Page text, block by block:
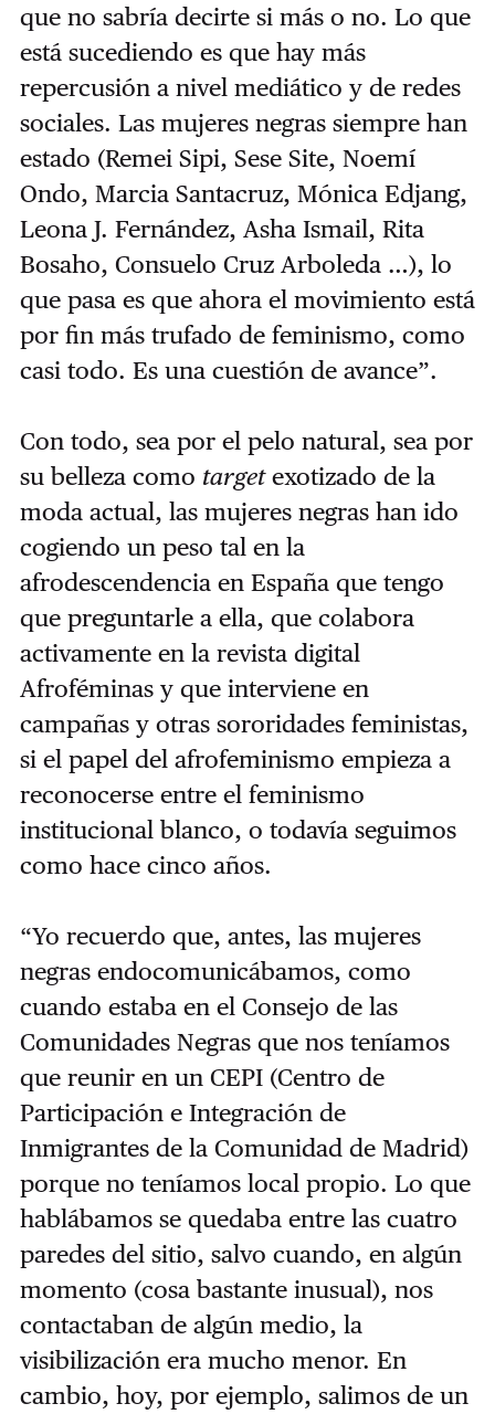
que no sabría decirte si más o no. Lo que
está sucediendo es que hay más
repercusión a nivel mediático y de redes
sociales. Las mujeres negras siempre han
estado (Remei Sipi, Sese Site, Noemí
Ondo, Marcia Santacruz, Mónica Edjang,
Leona J. Fernández, Asha Ismail, Rita
Bosaho, Consuelo Cruz Arboleda …), lo
que pasa es que ahora el movimiento está
por fin más trufado de feminismo, como
casi todo. Es una cuestión de avance”.
Con todo, sea por el pelo natural, sea por
su belleza como targetexotizado de la
moda actual, las mujeres negras han ido
cogiendo un peso tal en la
afrodescendencia en España que tengo
que preguntarle a ella, que colabora
activamente en la revista digital
Afroféminas y que interviene en
campañas y otras sororidades feministas,
si el papel del afrofeminismo empieza a
reconocerse entre el feminismo
institucional blanco, o todavía seguimos
como hace cinco años.
“Yo recuerdo que, antes, las mujeres
negras endocomunicábamos, como
cuando estaba en el Consejo de las
Comunidades Negras que nos teníamos
que reunir en un CEPI (Centro de
Participación e Integración de
Inmigrantes de la Comunidad de Madrid)
porque no teníamos local propio. Lo que
hablábamos se quedaba entre las cuatro
paredes del sitio, salvo cuando, en algún
momento (cosa bastante inusual), nos
contactaban de algún medio, la
visibilización era mucho menor. En
cambio, hoy, por ejemplo, salimos de un